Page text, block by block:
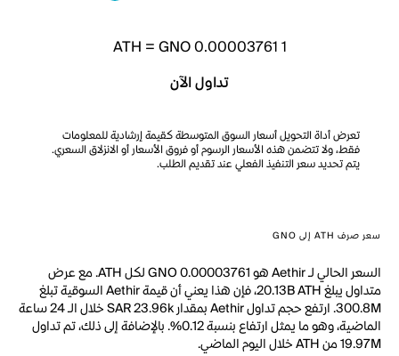
1
ATH =GNO 0.00003761
تداول الآن
تعرض أداة التحويل أسعار السوق المتوسطة كقيمة إرشادية للمعلومات
فقط، ولا تتضمن هذه الأسعار الرسوم أو فروق الأسعار أو الانزلاق السعري.
يتم تحديد سعر التنفيذ الفعلي عند تقديم الطلب.
سعر صرف ATH إلى GNO
السعر الحالي لـ Aethir هو GNO 0.00003761 لكل ATH. مع عرض
متداول يبلغ 20.13B ATH، فإن هذا يعني أن قيمة Aethir السوقية تبلغ
300.8M. ارتفع حجم تداول Aethir بمقدار SAR 23.96k خلال الـ 24 ساعة
الماضية، وهو ما يمثل ارتفاع بنسبة 0.12%. بالإضافة إلى ذلك، تم تداول
19.97M من ATH خلال اليوم الماضي.